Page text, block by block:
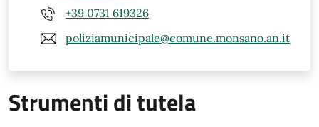
+39 0731 619326
poliziamunicipale@comune.monsano.an.it
Strumenti di tutela